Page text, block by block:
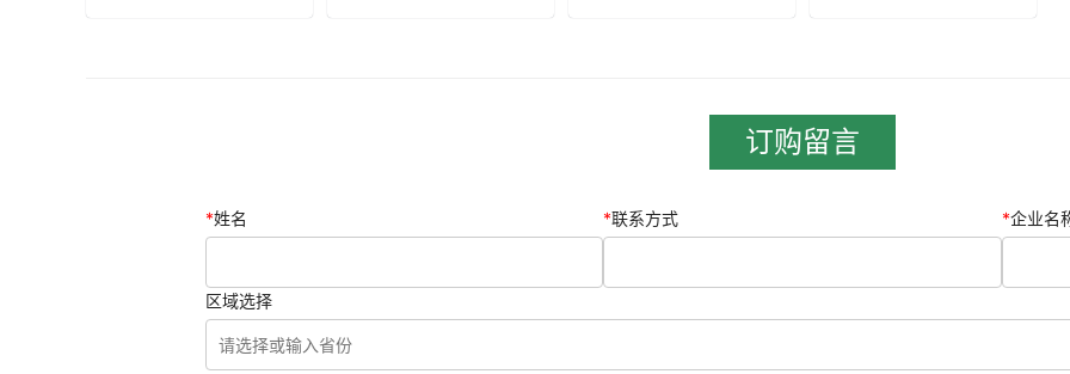
订购留言
*姓名 *联系方式 *企业名
区域选择